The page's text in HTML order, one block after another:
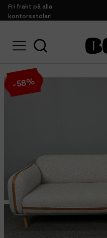
Fri frakt på alla
kontorsstolar!
Hem Sittmöbler
-58%